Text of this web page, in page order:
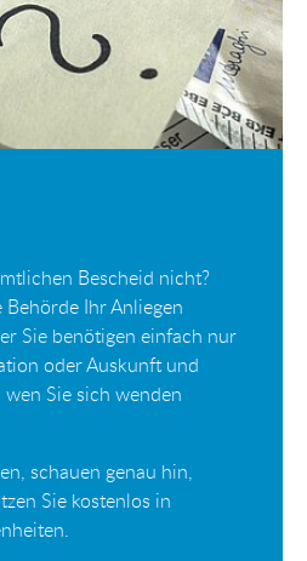
Bescheid nicht?
Ihr Anliegen
Sie benötigen einfach nur
oder Auskunft und
Sie sich wenden
schauen genau hin,
Sie kostenlos in